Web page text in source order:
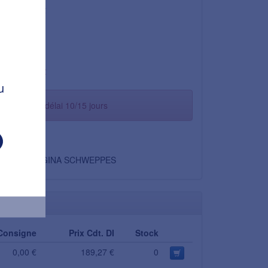
19,97 €
- délai 10/15 jours
ORANGINA SCHWEPPES
Prix Cdt. DI
Stock
0,00 € 189,27 € 0